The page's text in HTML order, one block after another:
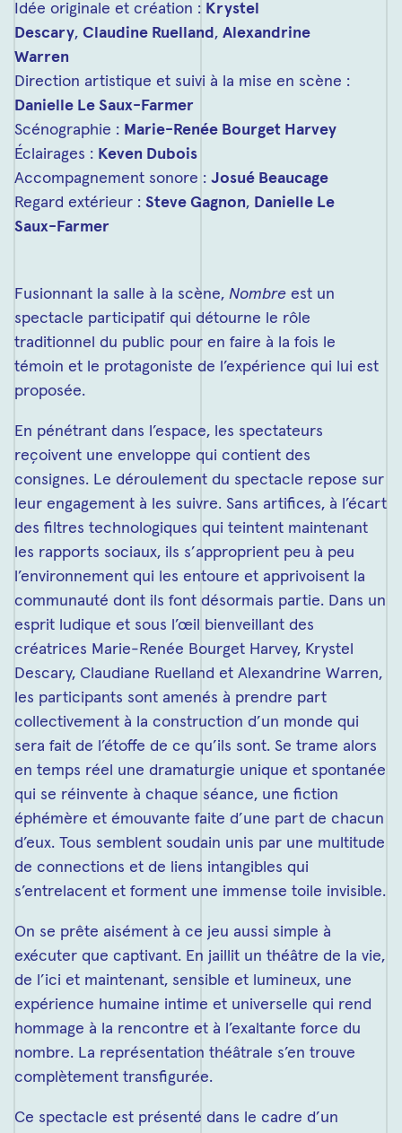
Idée originale et création : Krystel
Descary, Claudine Ruelland , Alexandrine
Warren
Direction artistique et suivi à la mise en scène :
Danielle Le Saux-Farmer
Scénographie : Marie-Renée Bourget Harvey
Éclairages : Keven Dubois
Accompagnement sonore : Josué Beaucage
Regard extérieur : Steve Gagnon, Danielle Le
Saux-Farmer
Fusionnant la salle à la scène, Nombre est un
spectacle participatif qui détourne le rôle
traditionnel du public pour en faire à la fois le
témoin et le protagoniste de l’expérience qui lui est
proposée.
En pénétrant dans l’espace, les spectateurs
reçoivent une enveloppe qui contient des
consignes. Le déroulement du spectacle repose sur
leur engagement à les suivre. Sans artifices, à l’écart
des filtres technologiques qui teintent maintenant
les rapports sociaux, ils s’approprient peu à peu
l’environnement qui les entoure et apprivoisent la
communauté dont ils font désormais partie. Dans un
esprit ludique et sous l’œil bienveillant des
créatrices Marie-Renée Bourget Harvey, Krystel
Descary, Claudiane Ruelland et Alexandrine Warren,
les participants sont amenés à prendre part
collectivement à la construction d’un monde qui
sera fait de l’étoffe de ce qu’ils sont. Se trame alors
en temps réel une dramaturgie unique et spontanée
qui se réinvente à chaque séance, une fiction
éphémère et émouvante faite d’une part de chacun
d’eux. Tous semblent soudain unis par une multitude
de connections et de liens intangibles qui
s’entrelacent et forment une immense toile invisible.
On se prête aisément à ce jeu aussi simple à
exécuter que captivant. En jaillit un théâtre de la vie,
de l’ici et maintenant, sensible et lumineux, une
expérience humaine intime et universelle qui rend
hommage à la rencontre et à l’exaltante force du
nombre. La représentation théâtrale s’en trouve
complètement transfigurée.
Ce spectacle est présenté dans le cadre d’un